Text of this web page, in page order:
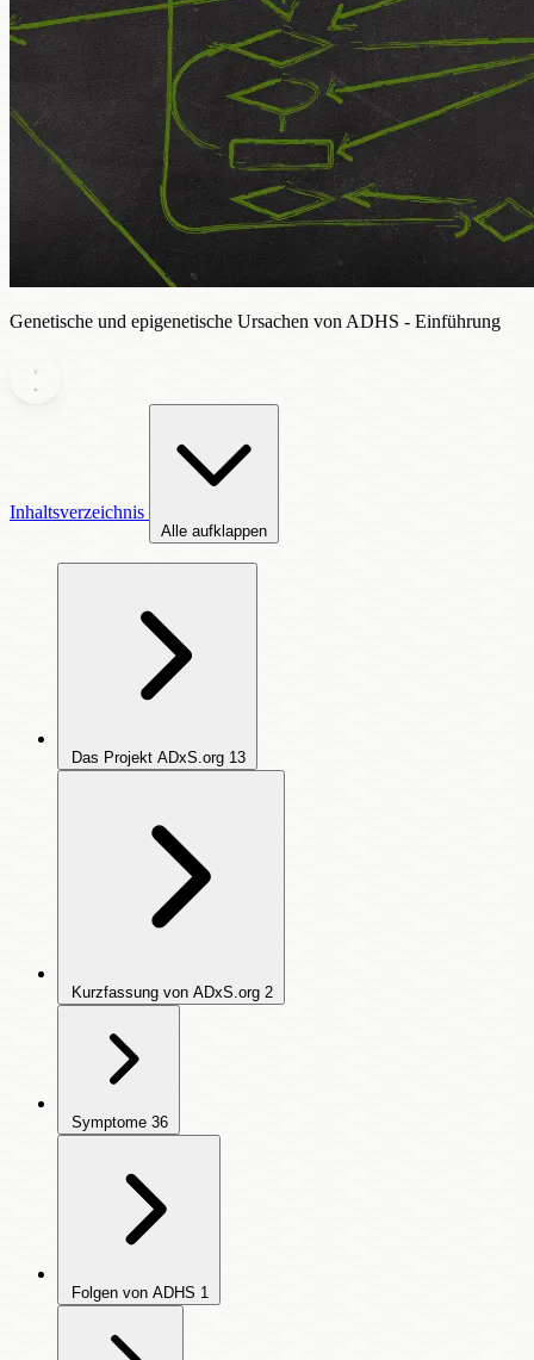
Genetische und epigenetische Ursachen von ADHS - Einführung
Inhaltsverzeichnis
Alle aufklappen
Das Projekt ADxS.org 13
Kurzfassung von ADxS.org 2
Symptome 36
Folgen von ADHS 1